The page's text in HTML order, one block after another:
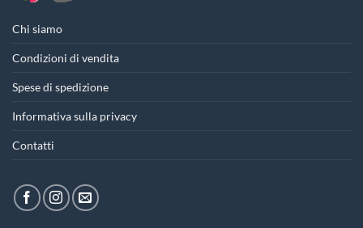
Chi siamo
Condizioni di vendita
Spese di spedizione
Informativa sulla privacy
Contatti